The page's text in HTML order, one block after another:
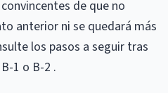
de que no
anterior ni se quedará más
los pasos a seguir tras
1 o B-2 .